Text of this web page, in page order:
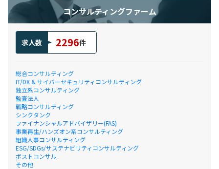
コンサルティングファーム
求人数 2296件
総合コンサルティング
IT/DX & サイバーセキュリティコンサルティング
独立系コンサルティング
監査法人
戦略コンサルティング
シンクタンク
ファイナンシャルアドバイザリー(FAS)
事業再生/ハンズオン系コンサルティング
組織人事コンサルティング
ESG/SDGs/サステナビリティコンサルティング
ポストコンサル
その他